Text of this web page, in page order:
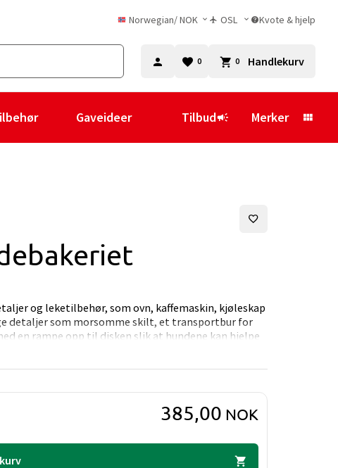
Norwegian/NOK OSL Kvote & hjelp
0 0 Handlekurv
Gaveideer Tilbud Merker
og leketilbehør, som ovn, kaffemaskin, kjøleskap
detaljer som morsomme skilt, et transportbur for
en rampe opp til disken slik at hundene kan hjelpe
385,00 NOK